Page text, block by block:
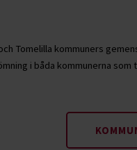
Tomelilla kommuners
i båda kommunerna som